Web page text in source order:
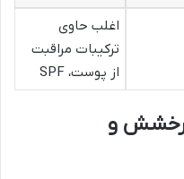
اغلب حاوی
ترکیبات مراقبت
از پوست، SPF
درخشش و